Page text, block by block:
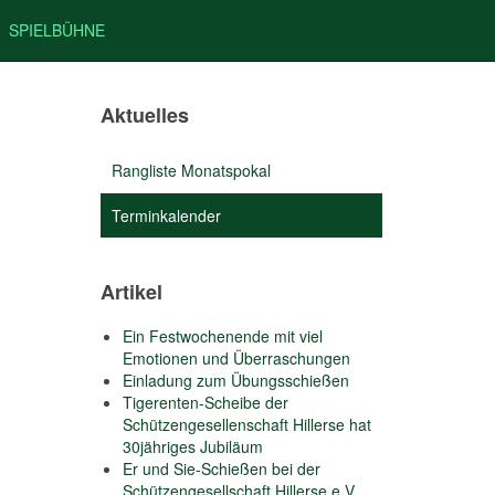
SPIELBÜHNE
Aktuelles
Rangliste Monatspokal
Terminkalender
Artikel
Ein Festwochenende mit viel
Emotionen und Überraschungen
Einladung zum Übungsschießen
Tigerenten-Scheibe der
Schützengesellenschaft Hillerse hat
30jähriges Jubiläum
Er und Sie-Schießen bei der
Schützengesellschaft Hillerse e.V.